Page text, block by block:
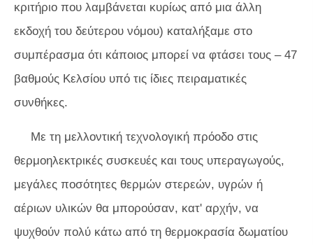
κριτήριο που λαμβάνεται κυρίως από μια άλλη
εκδοχή του δεύτερου νόμου) καταλήξαμε στο
συμπέρασμα ότι κάποιος μπορεί να φτάσει τους – 47
βαθμούς Κελσίου υπό τις ίδιες πειραματικές
συνθήκες.
Με τη μελλοντική τεχνολογική πρόοδο στις
θερμοηλεκτρικές συσκευές και τους υπεραγωγούς,
μεγάλες ποσότητες θερμών στερεών, υγρών ή
αέριων υλικών θα μπορούσαν, κατ' αρχήν, να
ψυχθούν πολύ κάτω από τη θερμοκρασία δωματίου